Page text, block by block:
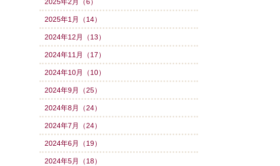
2025年1月（14）
2024年12月（13）
2024年11月（17）
2024年10月（10）
2024年9月（25）
2024年8月（24）
2024年7月（24）
2024年6月（19）
2024年5月（18）